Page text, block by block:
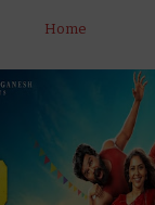
Home